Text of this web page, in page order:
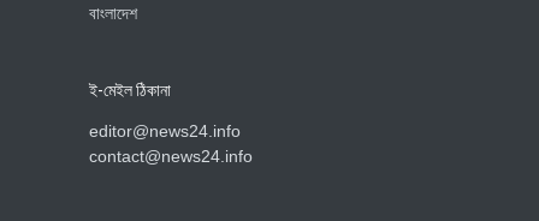
বাংলাদেশ
ই-মেইল ঠিকানা
editor@news24.info
contact@news24.info